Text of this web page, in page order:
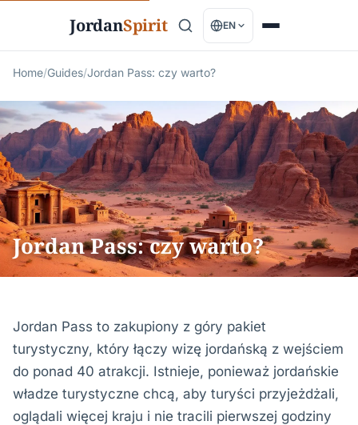
JordanSpirit EN
Home/Guides/Jordan Pass: czy warto?
Jordan Pass: czy warto?
Jordan Pass to zakupiony z góry pakiet
turystyczny, który łączy wizę jordańską z wejściem
do ponad 40 atrakcji. Istnieje, ponieważ jordańskie
władze turystyczne chcą, aby turyści przyjeżdżali,
oglądali więcej kraju i nie tracili pierwszej godziny